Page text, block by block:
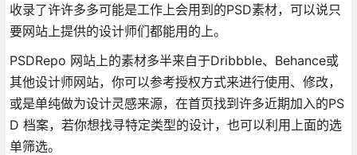
收录了许许多多可能是工作上会用到的PSD素材，可以说只
要网站上提供的设计师们都能用的上。
PSDRepo 网站上的素材多半来自于Dribbble、Behance或
其他设计师网站，你可以参考授权方式来进行使用、修改，
或是单纯做为设计灵感来源，在首页找到许多近期加入的PS
D 档案，若你想找寻特定类型的设计，也可以利用上面的选
单筛选。